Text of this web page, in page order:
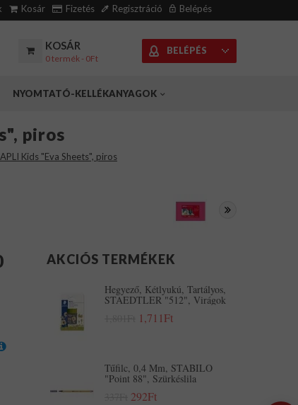
Kosár Fizetés Regisztráció Belépés
KOSÁR
0 termék - 0Ft
BELÉPÉS
NYOMTATÓ-KELLÉKANYAGOK
piros
Kids "Eva Sheets", piros
AKCIÓS TERMÉKEK
Hegyező, Kétlyukú, Tartályos,
STAEDTLER "512", Virágok
1,711Ft
Tűfilc, 0,4 Mm, STABILO
"Point 88", Szürkéslila
292Ft